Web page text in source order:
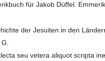
für Jakob Düffel.
der Jesuiten in den
seu vetera aliquot scripta